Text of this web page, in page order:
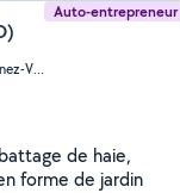
Auto-entrepreneur
Auxerre (Jonches-Laborde-Chesnez-Vaux)
de haie,
forme de jardin